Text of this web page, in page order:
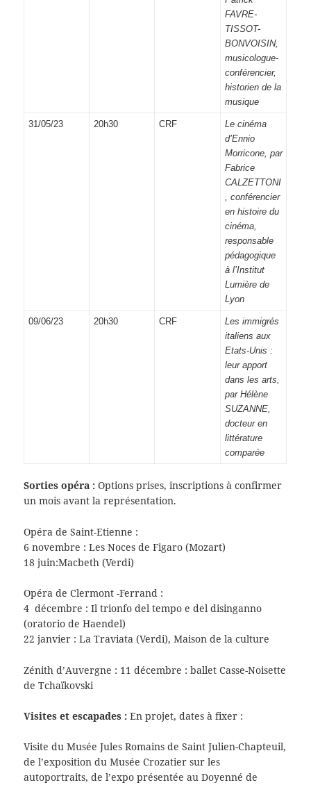
FAVRE-
TISSOT-
BONVOISIN,
musicologue-
conférencier,
historien de la
musique
31/05/23 20h30 CRF
Le cinéma
d’Ennio
Morricone, par
Fabrice
CALZETTONI
, conférencier
en histoire du
cinéma,
responsable
pédagogique
à l’Institut
Lumière de
Lyon
09/06/23 20h30 CRF
Les immigrés
italiens aux
Etats-Unis :
leur apport
dans les arts,
par Hélène
SUZANNE,
docteur en
littérature
comparée
Sorties opéra :Options prises, inscriptions à confirmer
un mois avant la représentation.
Opéra de Saint-Etienne :
6 novembre : Les Noces de Figaro (Mozart)
18 juin:Macbeth (Verdi)
Opéra de Clermont -Ferrand :
4 décembre : Il trionfo del tempo e del disinganno
(oratorio de Haendel)
22 janvier : La Traviata (Verdi), Maison de la culture
Zénith d’Auvergne : 11 décembre : ballet Casse-Noisette
de Tchaïkovski
Visites et escapades :En projet, dates à fixer :
Visite du Musée Jules Romains de Saint Julien-Chapteuil,
de l’exposition du Musée Crozatier sur les
autoportraits, de l’expo présentée au Doyenné de